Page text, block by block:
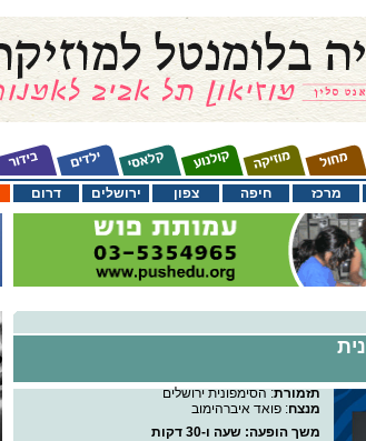
דרום ירושלים צפון חיפה מרכז
תזמורת: הסימפונית ירושלים
מנצח: פואד איברהימוב
משך הופעה: שעה ו-30 דקות